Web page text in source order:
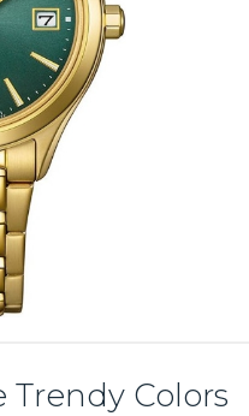
Trendy Colors